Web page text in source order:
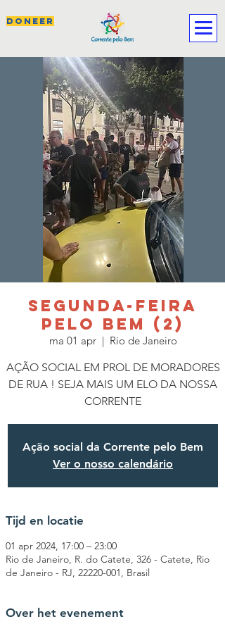
DONEER
SEGUNDA-FEIRA
PELO BEM (2)
ma 01 apr
  |
Rio de Janeiro
AÇÃO SOCIAL EM PROL DE MORADORES
DE RUA ! SEJA MAIS UM ELO DA NOSSA
CORRENTE
Ação social da Corrente pelo Bem
Ver o nosso calendário
Tijd en locatie
01 apr 2024, 17:00 – 23:00
Rio de Janeiro, R. do Catete, 326 - Catete, Rio
de Janeiro - RJ, 22220-001, Brasil
Over het evenement